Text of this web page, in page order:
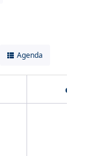
Agenda
qua.